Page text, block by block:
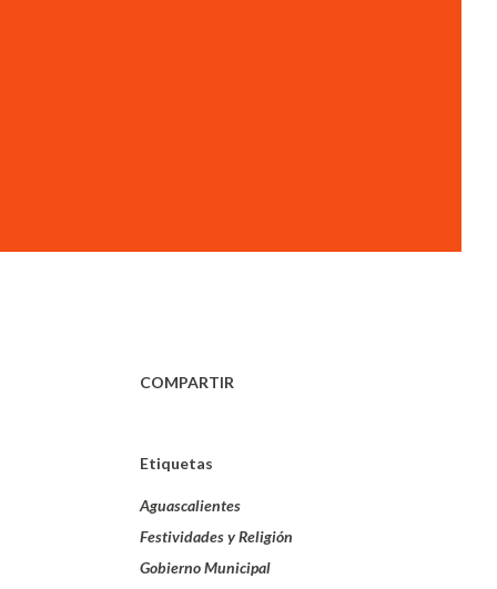
COMPARTIR
Etiquetas
Aguascalientes
Festividades y Religión
Gobierno Municipal